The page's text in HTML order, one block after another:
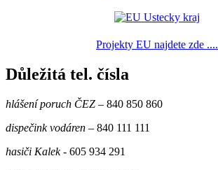
Projekty EU najdete zde ....
Důležitá tel. čísla
hlášení poruch ČEZ – 840 850 860
dispečink vodáren – 840 111 111
hasiči Kalek- 605 934 291